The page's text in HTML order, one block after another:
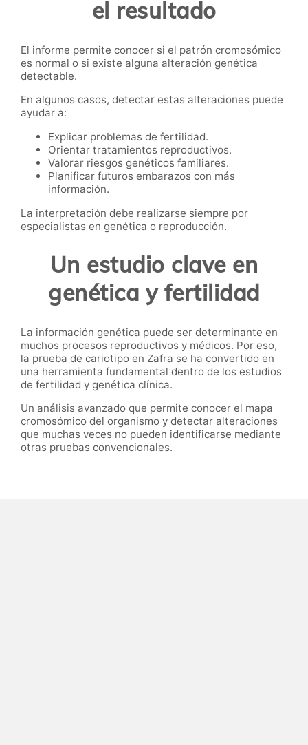
el resultado
El informe permite conocer si el patrón cromosómico
es normal o si existe alguna alteración genética
detectable.
En algunos casos, detectar estas alteraciones puede
ayudar a:
Explicar problemas de fertilidad.
Orientar tratamientos reproductivos.
Valorar riesgos genéticos familiares.
Planificar futuros embarazos con más
información.
La interpretación debe realizarse siempre por
especialistas en genética o reproducción.
Un estudio clave en
genética y fertilidad
La información genética puede ser determinante en
muchos procesos reproductivos y médicos. Por eso,
la prueba de cariotipo en Zafra se ha convertido en
una herramienta fundamental dentro de los estudios
de fertilidad y genética clínica.
Un análisis avanzado que permite conocer el mapa
cromosómico del organismo y detectar alteraciones
que muchas veces no pueden identificarse mediante
otras pruebas convencionales.